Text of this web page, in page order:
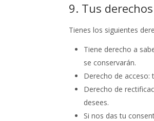
9. Tus
Tienes los siguientes
Tiene derecho a
se conservarán.
Derecho de acceso:
Derecho de
desees.
Si nos das tu